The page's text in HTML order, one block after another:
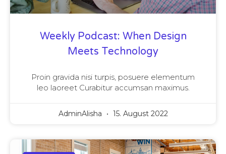
Weekly Podcast: When Design
Meets Technology
Proin gravida nisi turpis, posuere elementum
leo laoreet Curabitur accumsan maximus.
AdminAlisha 15. August 2022